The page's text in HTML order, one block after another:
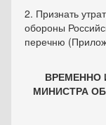
2. Признать
обороны
перечню
МИНИСТРА